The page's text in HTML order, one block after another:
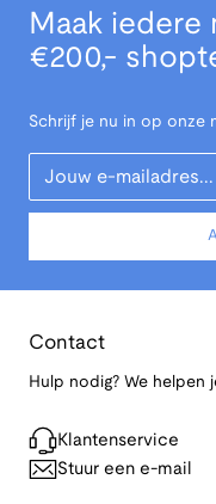
Maak iedere
€200,-
Schrijf je nu in op onze
Your Email
Contact
Hulp nodig? We helpen
Klantenservice
Stuur een e-mail